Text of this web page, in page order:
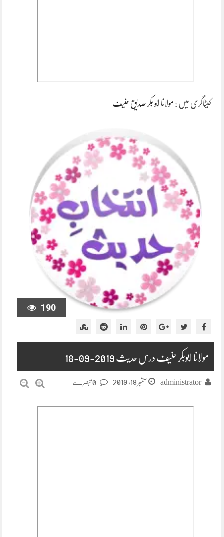
کیٹاگری میں : مولانا ابو بکر صدیق حنیف
190
مولانا ابوبکر حنیف درس حدیث 2019-09-18
administrator ستمبر 18, 2019